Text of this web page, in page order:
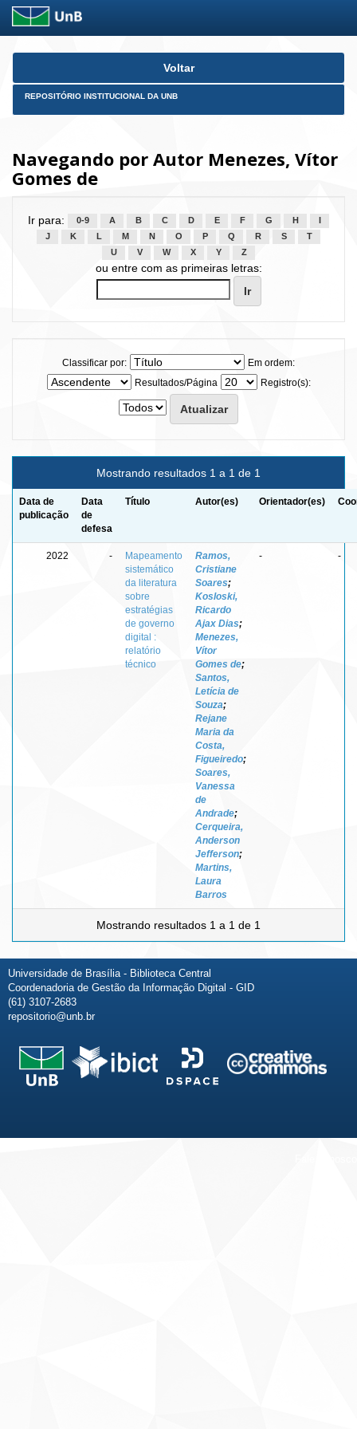
Skip
Voltar
REPOSITÓRIO INSTITUCIONAL DA UNB
Navegando por Autor Menezes, Vítor
Gomes de
Ir para: 0-9 A B C D E F G H
J
K L M N O P Q R S
T
U
V W X Y Z
ou entre com as primeiras letras:
Classificar por:
Em ordem:
Resultados/Página
Registro(s):
Mostrando resultados 1 a 1 de 1
Data de
publicação
Data
de
defesa
Título Autor(es) Orientador(es)
2022 -
Mapeamento
sistemático
da literatura
sobre
estratégias
de governo
digital :
relatório
técnico
Ramos,
Cristiane
Soares;
Kosloski,
Ricardo
Ajax Dias;
Menezes,
Vítor
Gomes de;
Santos,
Letícia de
Souza;
Rejane
Maria da
Costa,
Figueiredo;
Soares,
Vanessa
de
Andrade;
Cerqueira,
Anderson
Jefferson;
Martins,
Laura
Barros
- -
Mostrando resultados 1 a 1 de 1
Universidade de Brasília - Biblioteca Central
Coordenadoria de Gestão da Informação Digital - GID
(61) 3107-2683
repositorio@unb.br